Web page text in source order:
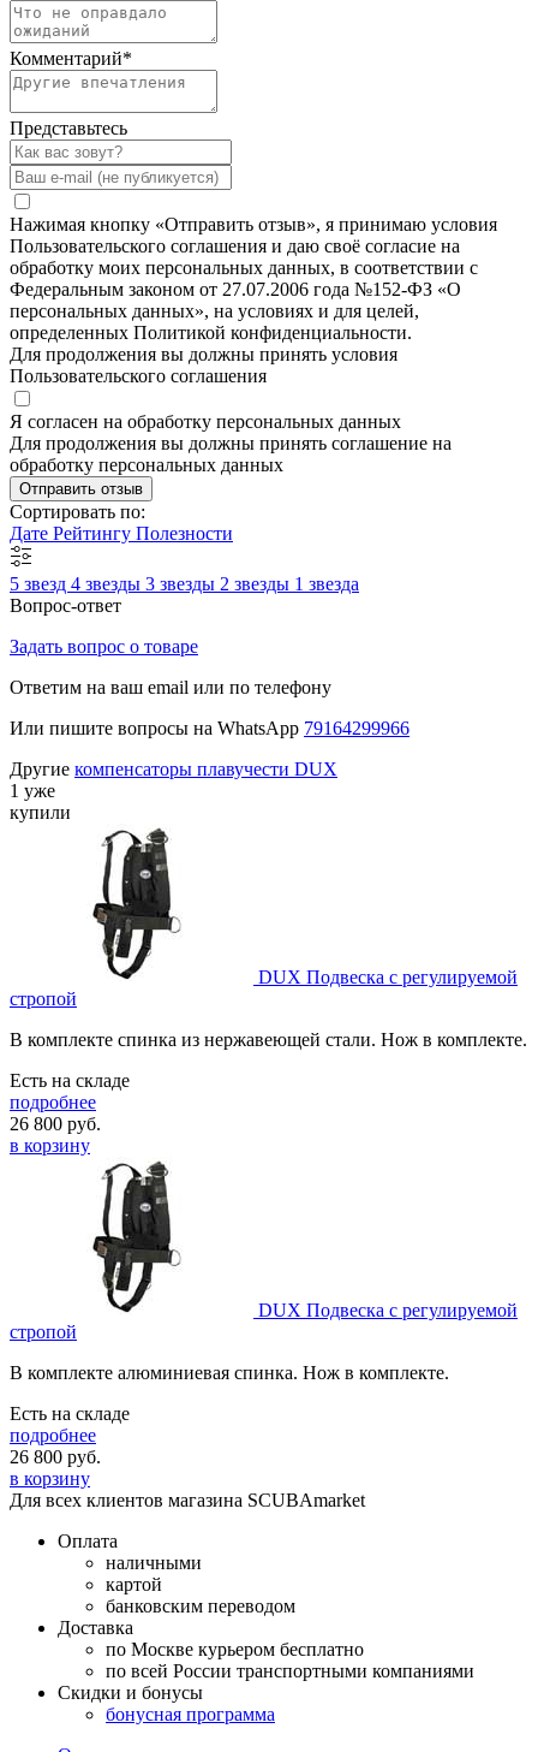
Комментарий*
Представьтесь
Нажимая кнопку «Отправить отзыв», я принимаю условия
Пользовательского соглашения и даю своё согласие на
обработку моих персональных данных, в соответствии с
Федеральным законом от 27.07.2006 года №152-ФЗ «О
персональных данных», на условиях и для целей,
определенных Политикой конфиденциальности.
Для продолжения вы должны принять условия
Пользовательского соглашения
Я согласен на обработку персональных данных
Для продолжения вы должны принять соглашение на
обработку персональных данных
Отправить отзыв
Сортировать по:
Дате Рейтингу Полезности
5 звезд 4 звезды 3 звезды 2 звезды 1 звезда
Вопрос-ответ
Задать вопрос о товаре
Ответим на ваш email или по телефону
Или пишите вопросы на WhatsApp 79164299966
Другие компенсаторы плавучести DUX
1 уже
купили
DUX Подвеска с регулируемой
стропой
В комплекте спинка из нержавеющей стали. Нож в комплекте.
Есть на складе
подробнее
26 800 руб.
в корзину
DUX Подвеска с регулируемой
стропой
В комплекте алюминиевая спинка. Нож в комплекте.
Есть на складе
подробнее
26 800 руб.
в корзину
Для всех клиентов магазина SCUBAmarket
Оплата
наличными
картой
банковским переводом
Доставка
по Москве курьером бесплатно
по всей России транспортными компаниями
Скидки и бонусы
бонусная программа